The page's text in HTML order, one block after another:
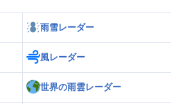
雨雪レーダー
風レーダー
世界の雨雲レーダー